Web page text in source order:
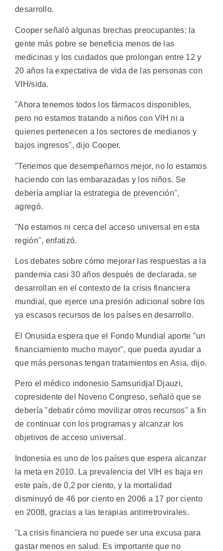
desarrollo.
Cooper señaló algunas brechas preocupantes: la
gente más pobre se beneficia menos de las
medicinas y los cuidados que prolongan entre 12 y
20 años la expectativa de vida de las personas con
VIH/sida.
"Ahora tenemos todos los fármacos disponibles,
pero no estamos tratando a niños con VIH ni a
quienes pertenecen a los sectores de medianos y
bajos ingresos", dijo Cooper.
"Tenemos que desempeñarnos mejor, no lo estamos
haciendo con las embarazadas y los niños. Se
debería ampliar la estrategia de prevención",
agregó.
"No estamos ni cerca del acceso universal en esta
región", enfatizó.
Los debates sobre cómo mejorar las respuestas a la
pandemia casi 30 años después de declarada, se
desarrollan en el contexto de la crisis financiera
mundial, que ejerce una presión adicional sobre los
ya escasos recursos de los países en desarrollo.
El Onusida espera que el Fondo Mundial aporte "un
financiamiento mucho mayor", que pueda ayudar a
que más personas tengan tratamientos en Asia, dijo.
Pero el médico indonesio Samsuridjal Djauzi,
copresidente del Noveno Congreso, señaló que se
debería "debatir cómo movilizar otros recursos" a fin
de continuar con los programas y alcanzar los
objetivos de acceso universal.
Indonesia es uno de los países que espera alcanzar
la meta en 2010. La prevalencia del VIH es baja en
este país, de 0,2 por ciento, y la mortalidad
disminuyó de 46 por ciento en 2006 a 17 por ciento
en 2008, gracias a las terapias antirretrovirales.
"La crisis financiera no puede ser una excusa para
gastar menos en salud. Es importante que no